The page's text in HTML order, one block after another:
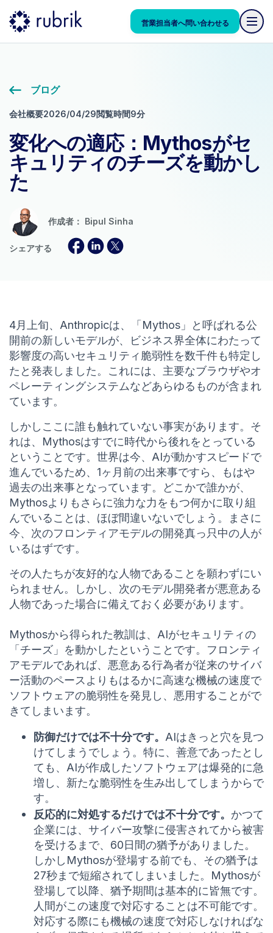
営業担当者へ問い合わせる
ブログ
会社概要2026/04/29閲覧時間9分
変化への適応：Mythosがセ
キュリティのチーズを動かし
た
作成者： Bipul Sinha
シェアする
4月上旬、Anthropicは、「Mythos」と呼ばれる公
開前の新しいモデルが、ビジネス界全体にわたって
影響度の高いセキュリティ脆弱性を数千件も特定し
たと発表しました。これには、主要なブラウザやオ
ペレーティングシステムなどあらゆるものが含まれ
ています。
しかしここに誰も触れていない事実があります。そ
れは、Mythosはすでに時代から後れをとっている
ということです。世界は今、AIが動かすスピードで
進んでいるため、1ヶ月前の出来事ですら、もはや
過去の出来事となっています。どこかで誰かが、
Mythosよりもさらに強力な力をもつ何かに取り組
んでいることは、ほぼ間違いないでしょう。まさに
今、次のフロンティアモデルの開発真っ只中の人が
いるはずです。
その人たちが友好的な人物であることを願わずにい
られません。しかし、次のモデル開発者が悪意ある
人物であった場合に備えておく必要があります。
Mythosから得られた教訓は、AIがセキュリティの
「チーズ」を動かしたということです。フロンティ
アモデルであれば、悪意ある行為者が従来のサイバ
ー活動のペースよりもはるかに高速な機械の速度で
ソフトウェアの脆弱性を発見し、悪用することがで
きてしまいます。
防御だけでは不十分です。 AIはきっと穴を見つ
けてしまうでしょう。特に、善意であったとし
ても、AIが作成したソフトウェアは爆発的に急
増し、新たな脆弱性を生み出してしまうからで
す。
反応的に対処するだけでは不十分です。 かつて
企業には、サイバー攻撃に侵害されてから被害
を受けるまで、60日間の猶予がありました。
しかしMythosが登場する前でも、その猶予は
27秒まで短縮されてしまいました。Mythosが
登場して以降、猶予期間は基本的に皆無です。
人間がこの速度で対応することは不可能です。
対応する際にも機械の速度で対応しなければな